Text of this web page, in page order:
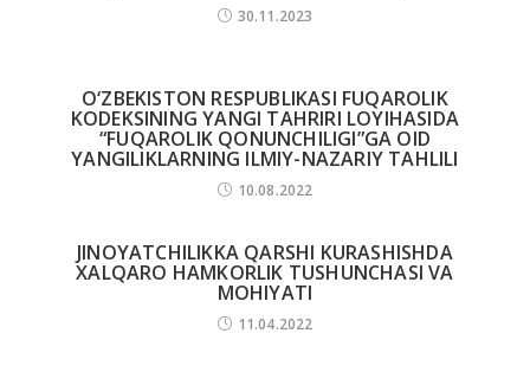
30.11.2023
О‘ZBEKISTON RESPUBLIKASI FUQAROLIK
KODEKSINING YANGI TAHRIRI LOYIHASIDA
“FUQAROLIK QONUNCHILIGI”GA OID
YANGILIKLARNING ILMIY-NAZARIY TAHLILI
10.08.2022
JINOYATCHILIKKA QARSHI KURASHISHDA
XALQARO HAMKORLIK TUSHUNCHASI VA
MOHIYATI
11.04.2022